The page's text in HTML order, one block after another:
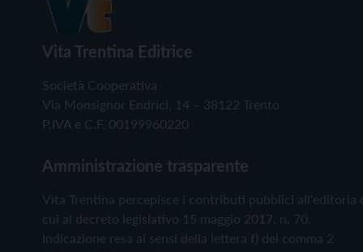
Vita Trentina Editrice
Società Cooperativa
Via Monsignor Endrici, 14 – 38122 Trento
P.IVA e C.F. 00199960220
Amministrazione trasparente
Vita Trentina percepisce i contributi pubblici all'editoria
cui al decreto legislativo 15 maggio 2017, n. 70.
Indicazione resa ai sensi della lettera f) del comma 2